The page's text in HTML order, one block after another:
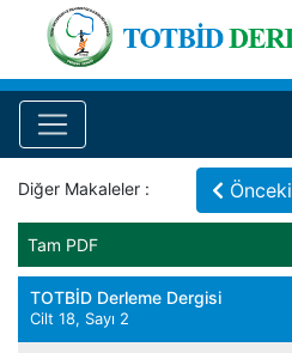
Diğer Makaleler : Önceki
Tam PDF
TOTBİD Derleme Dergisi
Cilt 18, Sayı 2